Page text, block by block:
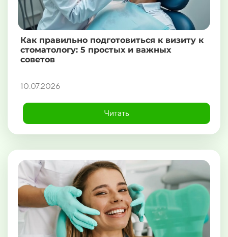
Как правильно подготовиться к визиту к
стоматологу: 5 простых и важных
советов
10.07.2026
Читать